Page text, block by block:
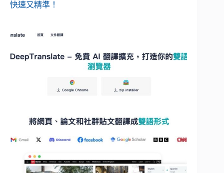
快速又精準！